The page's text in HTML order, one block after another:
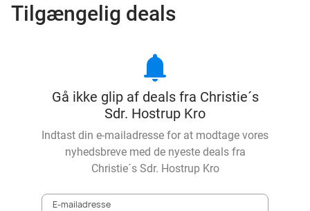
Tilgængelig deals
notifications
Gå ikke glip af deals fra Christie´s
Sdr. Hostrup Kro
Indtast din e-mailadresse for at modtage vores
nyhedsbreve med de nyeste deals fra
Christie´s Sdr. Hostrup Kro
E-mailadresse